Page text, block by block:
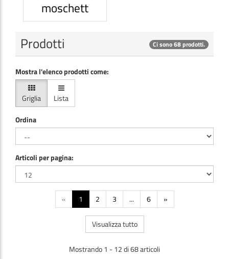
moschett
Prodotti Ci sono 68 prodotti.
Mostra l'elenco prodotti come:
Griglia
Lista
Ordina
Articoli per pagina:
« 1 2 3 ... 6 »
Visualizza tutto
Mostrando 1 - 12 di 68 articoli